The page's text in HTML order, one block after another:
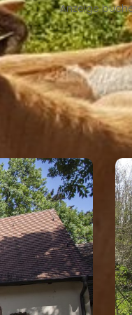
Anzeige
UNSERE
IM